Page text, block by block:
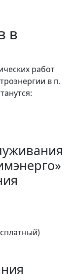
в
работ
в п.